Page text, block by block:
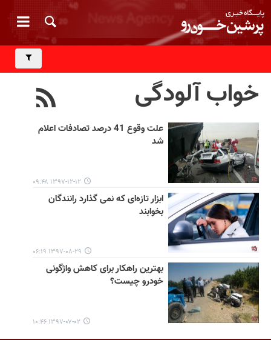
خواب آلودگی
علت وقوع 41 درصد تصادفات اعلام
شد
۱۳۹۷-۱۲-۱۲ ۰۹:۴۸
ابزار تازه‌ای که نمی گذارد رانندگان
بخوابند
۱۳۹۷-۰۸-۲۹ ۰۶:۱۹
بهترین راهکار برای کاهش واژگونی
خودرو چیست؟
۱۳۹۷-۰۷-۰۲ ۱۰:۴۶